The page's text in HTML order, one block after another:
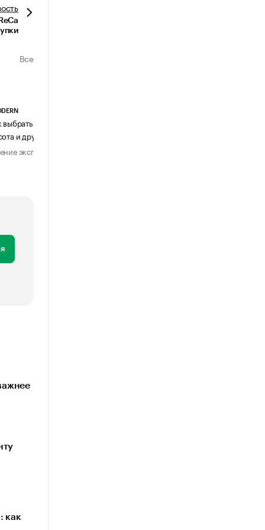
Все
выбрать журнальный столик:
и другие ключевые параметры
эксперта
как